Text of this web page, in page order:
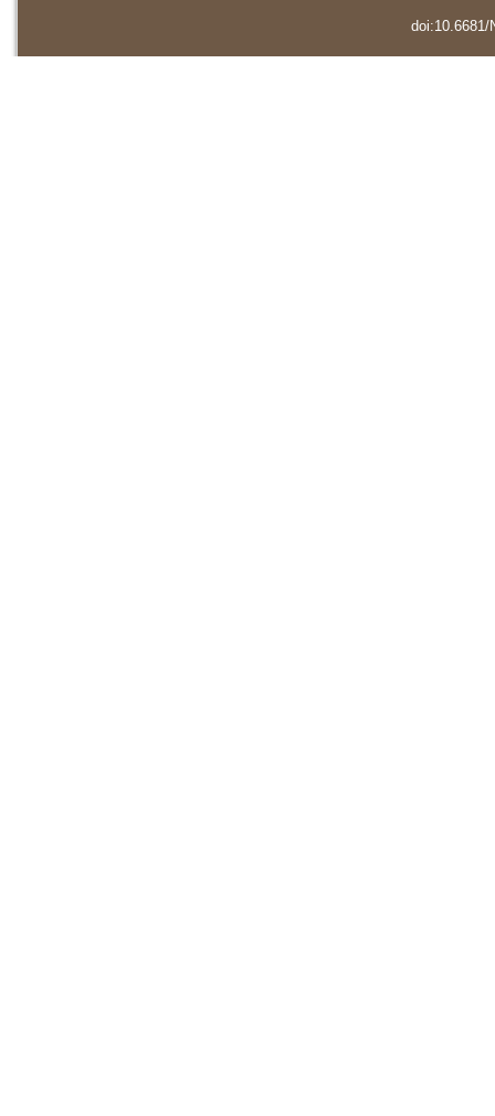
doi:10.6681/